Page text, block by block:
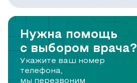
Нужна помощь
с выбором врача?
Укажите ваш номер
телефона,
мы перезвоним